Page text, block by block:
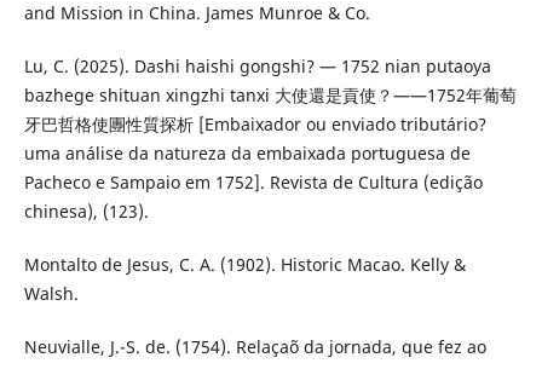
and Mission in China. James Munroe & Co.
Lu, C. (2025). Dashi haishi gongshi? — 1752 nian putaoya
bazhege shituan xingzhi tanxi 大使還是貢使？——1752年葡萄
牙巴哲格使團性質探析 [Embaixador ou enviado tributário?
uma análise da natureza da embaixada portuguesa de
Pacheco e Sampaio em 1752]. Revista de Cultura (edição
chinesa), (123).
Montalto de Jesus, C. A. (1902). Historic Macao. Kelly &
Walsh.
Neuvialle, J.-S. de. (1754). Relaçaõ da jornada, que fez ao